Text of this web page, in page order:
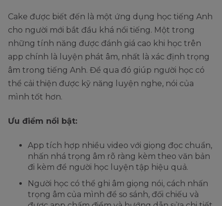
Cake được biết đến là một ứng dụng học tiếng Anh
cho người mới bắt đầu khá nổi tiếng. Một trong
những tính năng được đánh giá cao khi học trên
app chính là luyện phát âm, nhất là xác định trọng
âm trong tiếng Anh. Để qua đó giúp người học có
thể cải thiện được kỹ năng luyện nghe, nói của
mình tốt hơn.
Ưu điểm nổi bật:
App tích hợp nhiều video với giọng đọc chuẩn,
nhấn nhá trọng âm rõ ràng kèm theo văn bản
đi kèm để người học luyện tập hiệu quả.
Người học có thể ghi âm giọng nói, cách nhấn
trọng âm của mình để so sánh, đối chiếu và